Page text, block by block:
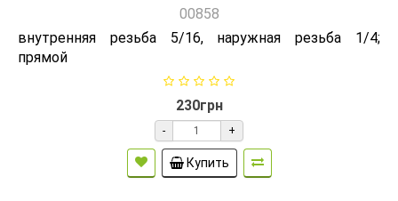
00858
внутренняя резьба 5/16, наружная резьба 1/4;
прямой
230грн
- +
Купить